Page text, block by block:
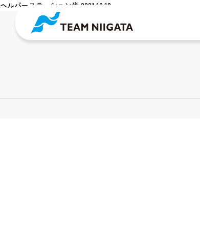
ヘルパーステーション光 2021.10.18